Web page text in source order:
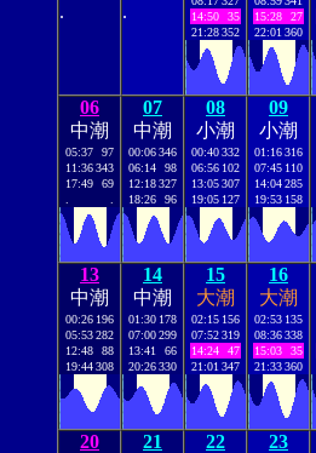
. .
14:50
35
21:28352
15:28
27
22:01 360
06
中潮
05:37
97
11:36343
17:49
69
07
中潮
00:06346
06:14
98
12:18327
18:26
96
08
小潮
00:40332
06:56 102
13:05307
19:05 127
09
小潮
01:16316
07:45 110
14:04285
19:53 158
13
中潮
00:26 196
05:53282
12:48
88
19:44308
14
中潮
01:30 178
07:00299
13:41
66
20:26330
15
大潮
02:15 156
07:52319
14:24
47
21:01 347
16
大潮
02:53 135
08:36338
15:03
35
21:33360
20
21
22
23